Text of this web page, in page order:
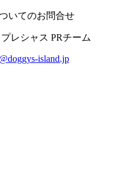
いてのお問合せ
レシャス PRチーム
island.jp